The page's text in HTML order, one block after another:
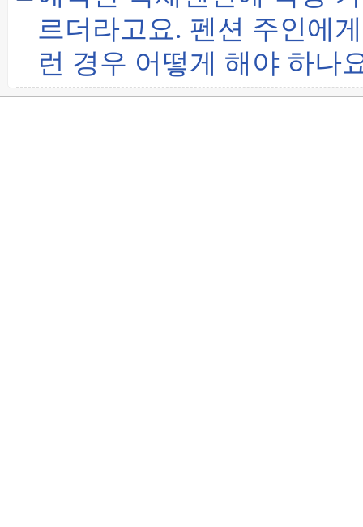
르더라고요. 펜션 주인에
런 경우 어떻게 해야 하나